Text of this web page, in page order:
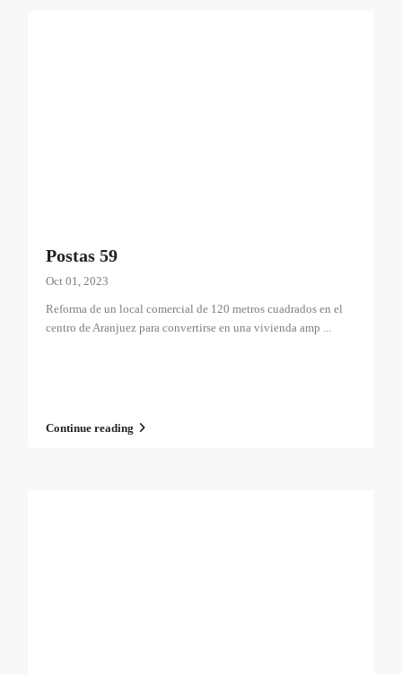
Postas 59
Oct 01, 2023
Reforma de un local comercial de 120 metros cuadrados en el
centro de Aranjuez para convertirse en una vivienda amp
Continue reading